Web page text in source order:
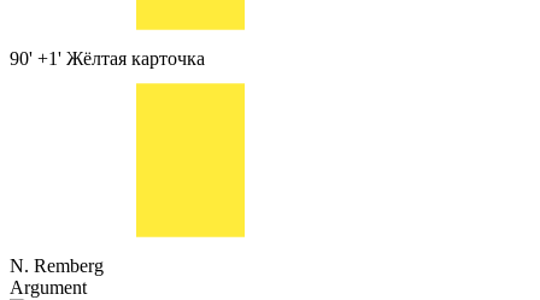
90' +1' Жёлтая карточка
N. Remberg
Argument